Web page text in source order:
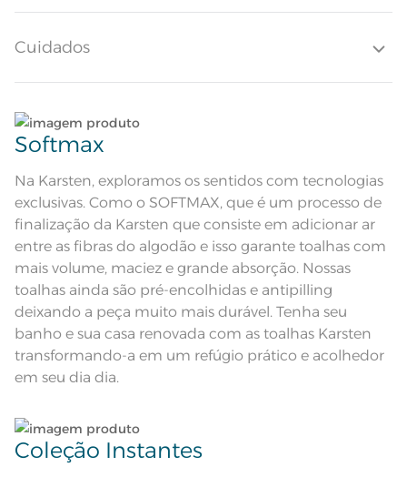
decorativa
Composição
Cor Grão/Bordô
Itens Inclusos 1 Toalha de Rosto
Medida 48cm x 80cm
Acabamento
encolhido; Antipiling; Tecnologia
Softmax
Lavação a 60ºC; Proibido alvejar;
Observações
Cuidados
Lave tipos de tecidos distintos separadamente;
ciclo;
Lave as peças no ciclo leve, suave ou delicado de
sua lavadora;
Enxágue as peças com bastante água;
Utilize a quantidade mínima de amaciante e sabão;
Ao pendurar as toalhas, recomenda-se sacudi-las
bem;;
Leia atentamente as instruções na etiqueta.
Softmax
Na Karsten, exploramos os sentidos com tecnologias
exclusivas. Como o SOFTMAX, que é um processo de
finalização da Karsten que consiste em adicionar ar
entre as fibras do algodão e isso garante toalhas com
mais volume, maciez e grande absorção. Nossas
toalhas ainda são pré-encolhidas e antipilling
deixando a peça muito mais durável. Tenha seu
banho e sua casa renovada com as toalhas Karsten
transformando-a em um refúgio prático e acolhedor
em seu dia dia.
Coleção Instantes